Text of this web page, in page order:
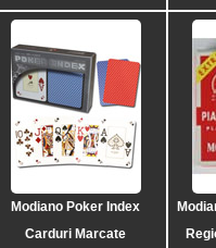
Modiano Poker Index
Carduri Marcate